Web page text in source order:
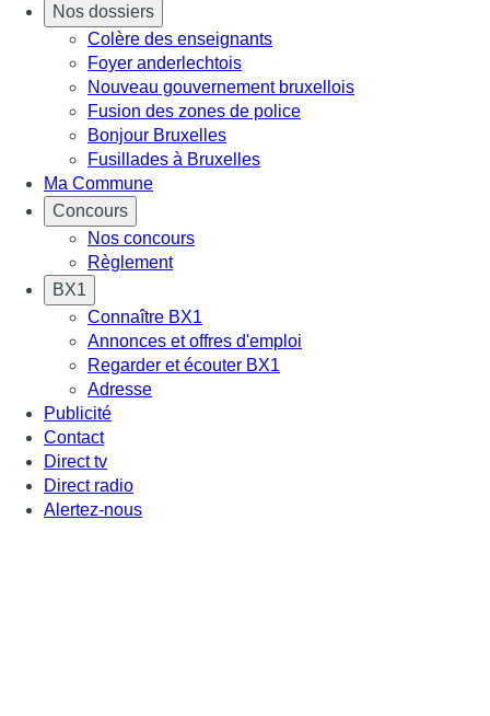
Nos dossiers
Colère des enseignants
Foyer anderlechtois
Nouveau gouvernement bruxellois
Fusion des zones de police
Bonjour Bruxelles
Fusillades à Bruxelles
Ma Commune
Concours
Nos concours
Règlement
BX1
Connaître BX1
Annonces et offres d'emploi
Regarder et écouter BX1
Adresse
Publicité
Contact
Direct tv
Direct radio
Alertez-nous